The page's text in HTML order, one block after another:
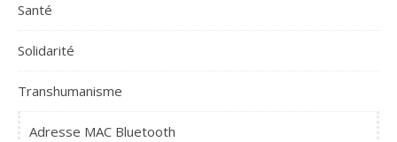
Santé
Solidarité
Transhumanisme
Adresse MAC Bluetooth